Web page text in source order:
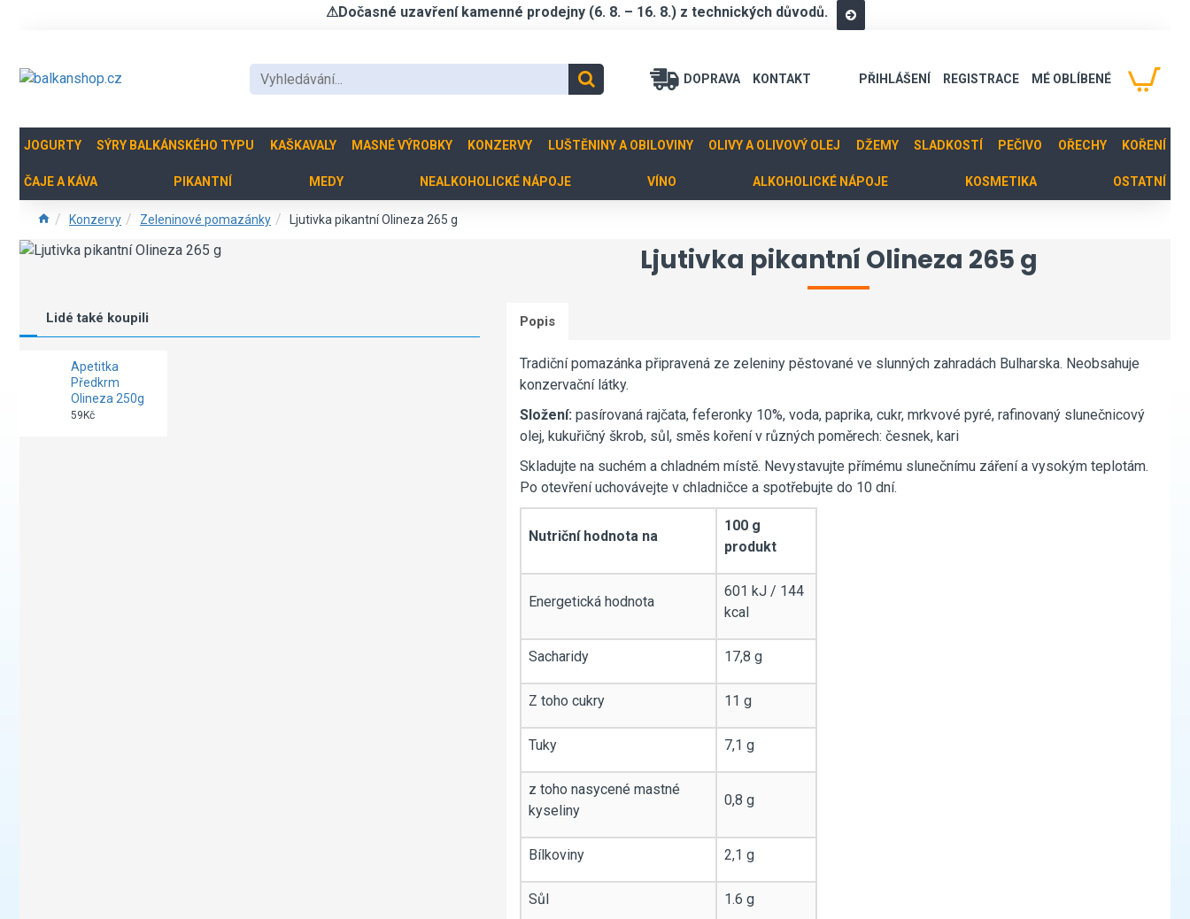
⚠Dočasné uzavření kamenné prodejny (6. 8. – 16. 8.) z technických důvodů.
DOPRAVA KONTAKT PŘIHLÁŠENÍ REGISTRACE MÉ OBLÍBENÉ
JOGURTY SÝRY BALKÁNSKÉHO TYPU KAŠKAVALY MASNÉ VÝROBKY KONZERVY LUŠTĚNINY A OBILOVINY OLIVY A OLIVOVÝ OLEJ DŽEMY SLADKOSTÍ PEČIVO OŘECHY KOŘENÍ
ČAJE A KÁVA PIKANTNÍ MEDY NEALKOHOLICKÉ NÁPOJE VÍNO ALKOHOLICKÉ NÁPOJE KOSMETIKA OSTATNÍ
Konzervy Zeleninové pomazánky Ljutivka pikantní Olineza 265 g
Lidé také koupili
Apetitka
Předkrm
Olineza 250g
59Kč
Ljutivka pikantní Olineza 265 g
Popis
Tradiční pomazánka připravená ze zeleniny pěstované ve slunných zahradách Bulharska. Neobsahuje
konzervační látky.
Složení: pasírovaná rajčata, feferonky 10%, voda, paprika, cukr, mrkvové pyré, rafinovaný slunečnicový
olej, kukuřičný škrob, sůl, směs koření v různých poměrech: česnek, kari
Skladujte na suchém a chladném místě. Nevystavujte přímému slunečnímu záření a vysokým teplotám.
Po otevření uchovávejte v chladničce a spotřebujte do 10 dní.
Nutriční hodnota na
100 g
produkt
Energetická hodnota
601 kJ / 144
kcal
Sacharidy 17,8 g
Z toho cukry 11 g
Tuky 7,1 g
z toho nasycené mastné
kyseliny
0,8 g
Bílkoviny 2,1 g
Sůl 1.6 g